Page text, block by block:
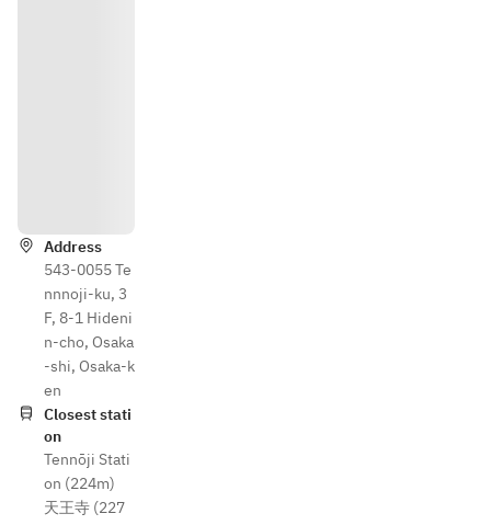
Address
543-0055 Te
nnnoji-ku, 3
F, 8-1 Hideni
n-cho, Osaka
-shi, Osaka-k
en
Closest stati
on
Tennōji Stati
on (224m)
天王寺 (227